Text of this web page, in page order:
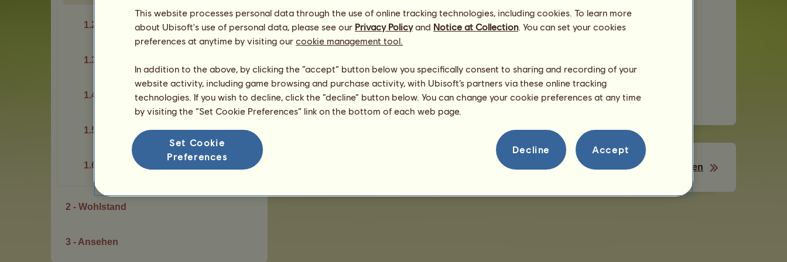
1.2 - Standort
1.3 - Laden
1.4 - Boxen
1.5 - Wiesen
1.6 - Werkstätten
2 - Wohlstand
3 - Ansehen
Wiesen als Weiden anbieten
Unterschiedliche Produkte anbauen
Wettbewerbe erstellen und verwalten
Zugang erhältst Du durch das Erfüllen derZiele angehender Züchter.
Seinen Standort wählen
This website processes personal data through the use of online tracking technologies, including cookies. To learn more
about Ubisoft's use of personal data, please see our Privacy Policyand Notice at Collection. You can set your cookies
preferences at anytime by visiting our cookie management tool.
In addition to the above, by clicking the “accept” button below you specifically consent to sharing and recording of your
website activity, including game browsing and purchase activity, with Ubisoft’s partners via these online tracking
technologies. If you wish to decline, click the “decline” button below. You can change your cookie preferences at any time
by visiting the “Set Cookie Preferences” link on the bottom of each web page.
Set Cookie
Preferences
Decline Accept